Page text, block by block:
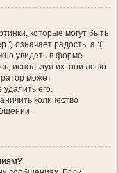
которые могут быть
:) означает радость, а :(
увидеть в форме
используя их: они легко
может
его.
количество